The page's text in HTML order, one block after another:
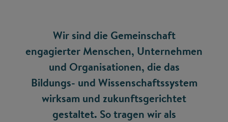
Wir sind die Gemeinschaft
engagierter Menschen, Unternehmen
und Organisationen, die das
Bildungs- und Wissenschaftssystem
wirksam und zukunftsgerichtet
gestaltet. So tragen wir als